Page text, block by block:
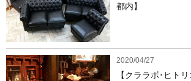
都内】
2020/04/27
【クララボ･ヒト